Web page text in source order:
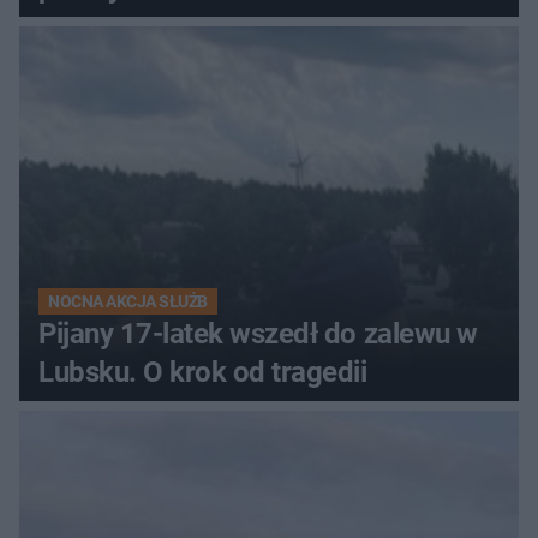
NOCNA AKCJA SŁUŻB
Pijany 17-latek wszedł do zalewu w
Lubsku. O krok od tragedii